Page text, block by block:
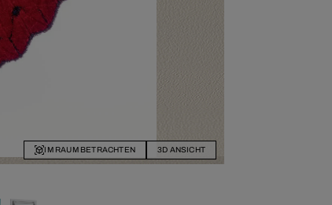
IM RAUM BETRACHTEN 3D ANSICHT